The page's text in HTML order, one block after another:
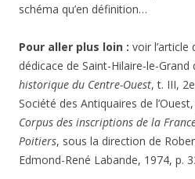
schéma qu’en définition…
Pour aller plus loin : voir l’article
dédicace de Saint-Hilaire-le-Grand
historique du Centre-Ouest, t. III,
Société des Antiquaires de
Corpus des inscriptions de la
Poitiers, sous la direction de
Edmond-René Labande, 1974, p.